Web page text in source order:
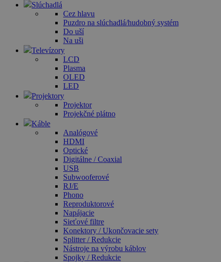
Slúchadlá
Cez hlavu
Puzdro na slúchadlá/hudobný systém
Do uší
Na uši
Televízory
LCD
Plasma
OLED
LED
Projektory
Projektor
Projekčné plátno
Káble
Analógové
HDMI
Optické
Digitálne / Coaxial
USB
Subwooferové
RJ/E
Phono
Reproduktorové
Napájacie
Sieťové filtre
Konektory / Ukončovacie sety
Splitter / Redukcie
Nástroje na výrobu káblov
Spojky / Redukcie